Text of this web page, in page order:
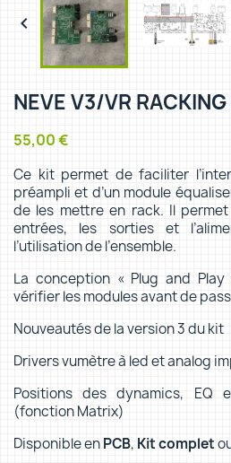

NEVE V3/VR
55,00 €
Ce kit permet de faciliter
préampli et d’un module
de les mettre en rack. Il
entrées, les sorties et
l’utilisation de l’ensemble.
La conception « Plug and
vérifier les modules avant de
Nouveautés de la version 3 du kit
Drivers vumètre à led et analog
Positions des dynamics, EQ
(fonction Matrix)
Disponible enPCB, Kit complet